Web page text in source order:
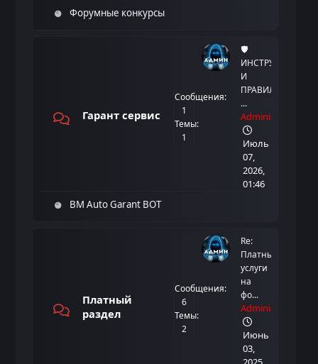
Share URL
Tane4kaaaa
Share URL
Оп, а я даже буквы не вижу и думаю где блядь писать вообще
Форумные конкурсы
Гарант сервис
Сообщения:
1
Темы:
1
🛡️
ИНСТРУКЦИЯ
И
ПРАВИЛА
...
Administrator
Июль
07,
2026,
01:46
BM Auto Garant BOT
Платный
раздел
Сообщения:
6
Темы:
2
Re:
Платные
услуги
на
фо...
Administrator
Июнь
03,